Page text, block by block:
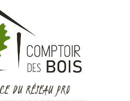
DU RÉSEAU PRO